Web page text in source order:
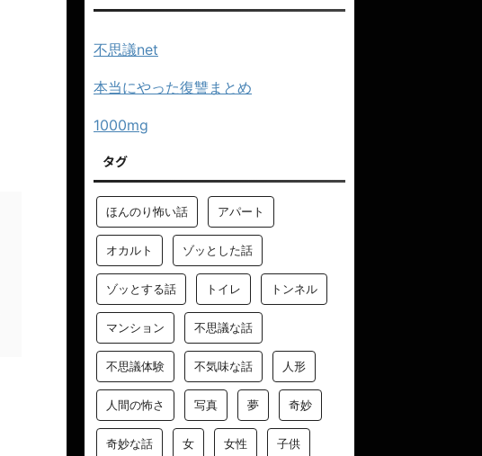
不思議net
本当にやった復讐まとめ
1000mg
タグ
ほんのり怖い話 アパート
オカルト ゾッとした話
ゾッとする話 トイレ トンネル
マンション 不思議な話
不思議体験 不気味な話 人形
人間の怖さ 写真 夢 奇妙
奇妙な話 女 女性 子供